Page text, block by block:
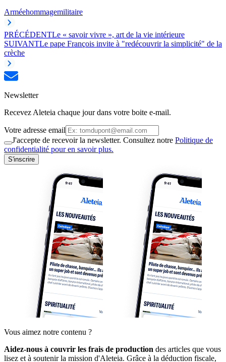
Arméehommagemilitaire
PRÉCÉDENTLe « savoir vivre », art de la vie intérieure
SUIVANTLe pape François invite à "redécouvrir la simplicité" de la
crèche
Newsletter
Recevez Aleteia chaque jour dans votre boite e-mail.
Votre adresse email
J'accepte de recevoir la newsletter. Consultez notre Politique de
confidentialité pour en savoir plus.
S'inscrire
Vous aimez notre contenu ?
Aidez-nous à couvrir les frais de production des articles que vous
lisez et à soutenir la mission d'Aleteia. Grâce à la déduction fiscale,